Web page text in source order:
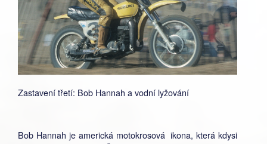
Zastavení třetí: Bob Hannah a vodní lyžování
Bob Hannah je americká motokrosová ikona, která kdysi